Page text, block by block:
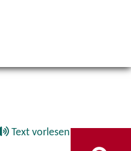
Text vorlesen